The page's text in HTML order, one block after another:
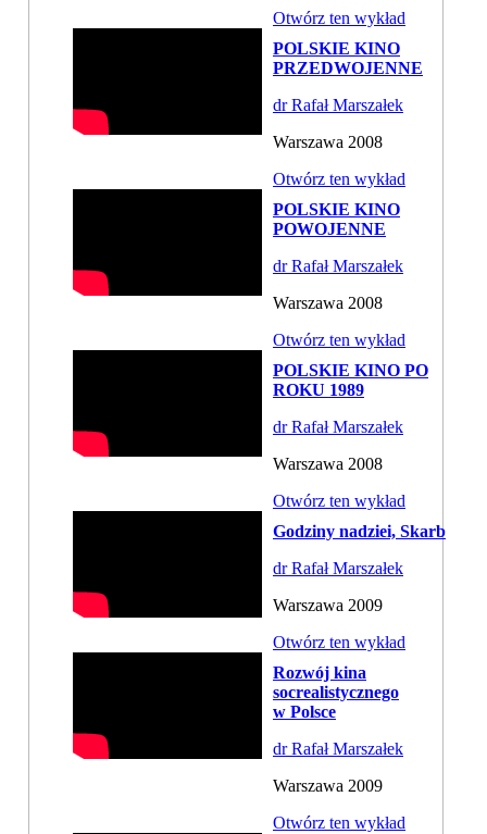
Otwórz ten wykład
POLSKIE KINO
PRZEDWOJENNE
dr Rafał Marszałek
Warszawa 2008
Otwórz ten wykład
POLSKIE KINO
POWOJENNE
dr Rafał Marszałek
Warszawa 2008
Otwórz ten wykład
POLSKIE KINO PO
ROKU 1989
dr Rafał Marszałek
Warszawa 2008
Otwórz ten wykład
Godziny nadziei, Skarb
dr Rafał Marszałek
Warszawa 2009
Otwórz ten wykład
Rozwój kina
socrealistycznego
w Polsce
dr Rafał Marszałek
Warszawa 2009
Otwórz ten wykład